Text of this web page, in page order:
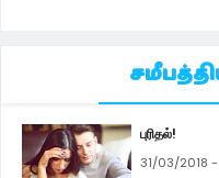
புரிதல்!
31/03/2018